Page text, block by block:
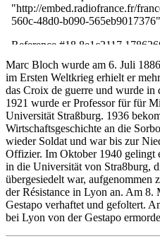
Marc Bloch wurde am 6. Juli
im Ersten Weltkrieg erhielt er
das Croix de guerre und wurde in
1921 wurde er Professor für für
Universität Straßburg. 1936
Wirtschaftsgeschichte an die
wieder Soldat und war bis zur
Offizier. Im Oktober 1940 gelingt
in die Universität von Stra8burg,
übergesiedelt war, aufgenommen
der Résistance in Lyon an. Am
Gestapo verhaftet und gefoltert.
bei Lyon von der Gestapo